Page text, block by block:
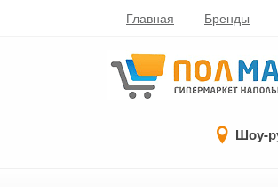
Главная Бренды
Шоу-